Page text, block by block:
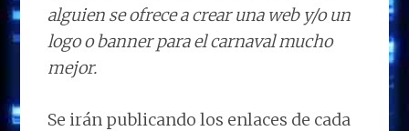
alguien se ofrece a crear una web y/o un
logo o banner para el carnaval mucho
mejor.
Se irán publicando los enlaces de cada